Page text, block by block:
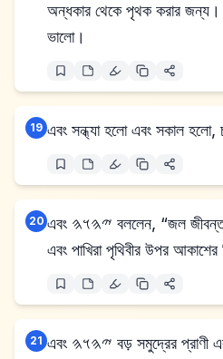
অন্ধকার থেকে পৃথক করার জন্য। এবং 𐤉𐤄𐤅𐤄 দেখলেন
ভালো।
19 এবং সন্ধ্যা হলো এবং সকাল হলো,
20 এবং 𐤉𐤄𐤅𐤄 বললেন, “জল জীবন্ত প্রাণীদের ঝাঁকে ভরে উঠুক,
এবং পাখিরা পৃথিবীর উপর
21 এবং 𐤉𐤄𐤅𐤄 বড় সমুদ্রের প্রাণী এবং প্রতিটি জীবন্ত প্রাণী যা